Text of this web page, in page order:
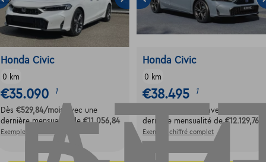
Honda Civic
0 km
€35.090 1
Dès €529,84/mois
avec une
dernière mensualité de€11.056,84
Exemple chiffré complet
Honda Civic
0 km
€38.495 1
avec une
dernière mensualité de€12.129,76
Exemple chiffré complet